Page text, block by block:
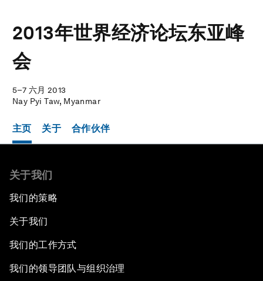
2013年世界经济论坛东亚峰
会
5–7 六月 2013
Nay Pyi Taw, Myanmar
主页 关于 合作伙伴
关于我们
我们的策略
关于我们
我们的工作方式
我们的领导团队与组织治理